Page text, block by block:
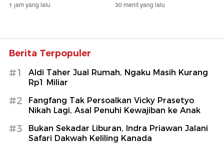
1 jam yang lalu 30 menit yang lalu
Berita Terpopuler
#1
Aldi Taher Jual Rumah, Ngaku Masih Kurang
Rp1 Miliar
#2
Fangfang Tak Persoalkan Vicky Prasetyo
Nikah Lagi, Asal Penuhi Kewajiban ke Anak
#3
Bukan Sekadar Liburan, Indra Priawan Jalani
Safari Dakwah Keliling Kanada